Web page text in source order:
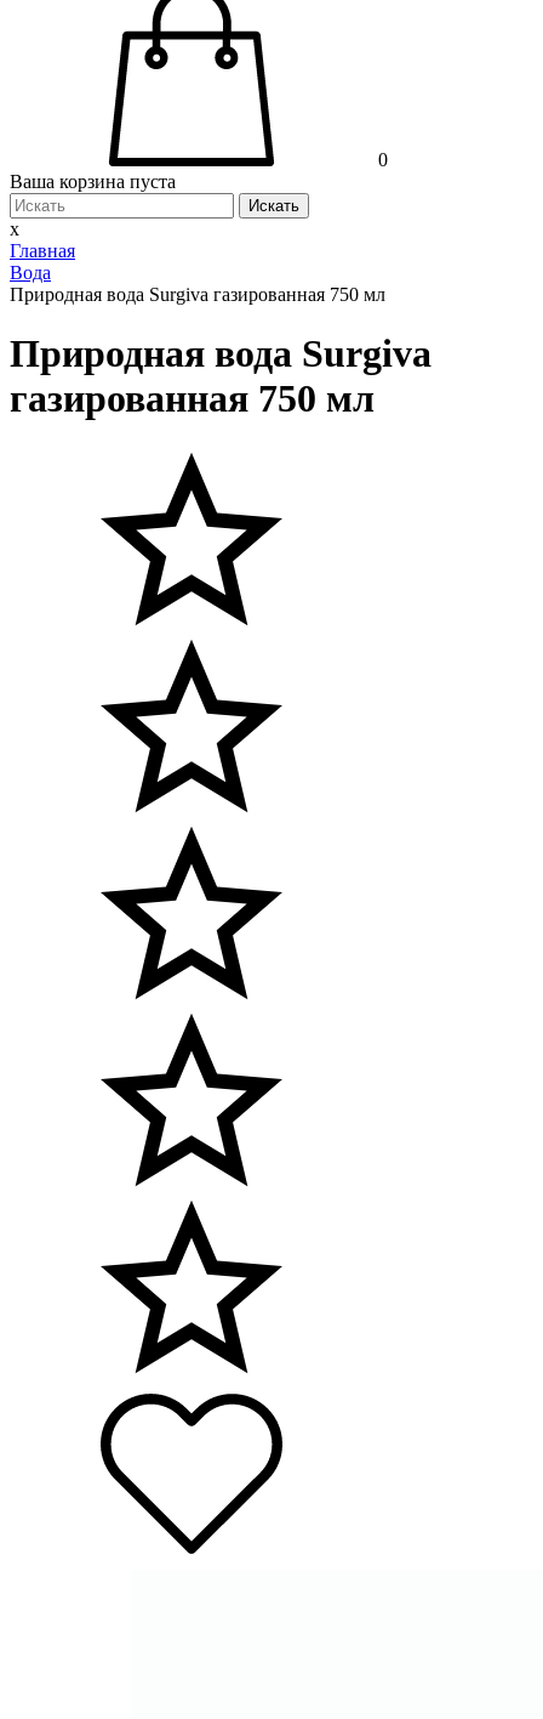
0
Ваша корзина пуста
Искать
x
Главная
Вода
Природная вода Surgiva газированная 750 мл
Природная вода Surgiva
газированная 750 мл